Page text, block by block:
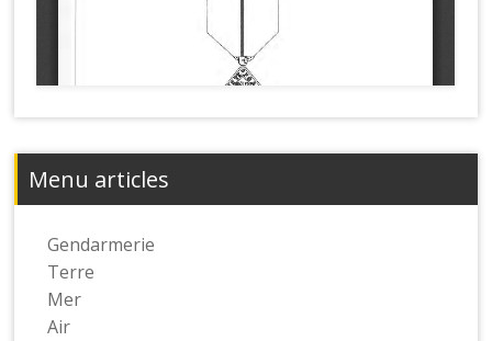
Menu articles
Gendarmerie
Terre
Mer
Air